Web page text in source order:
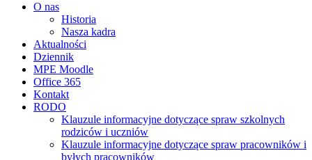
O nas
Historia
Nasza kadra
Aktualności
Dziennik
MPE Moodle
Office 365
Kontakt
RODO
Klauzule informacyjne dotyczące spraw szkolnych
rodziców i uczniów
Klauzule informacyjne dotyczące spraw pracowników i
byłych pracowników